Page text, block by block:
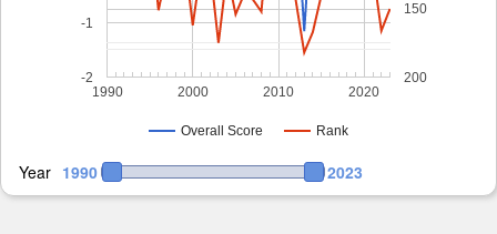
Overall Score Rank
1990 2000 2010 2020
-2
-1
150
200
Year 1990 2023